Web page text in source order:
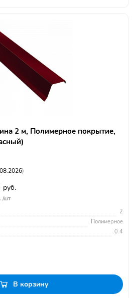
2 м, Полимерное покрытие,
)
руб.
/шт
2
Полимерное
0.4
В корзину